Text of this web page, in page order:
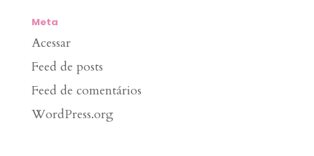
Meta
Acessar
Feed de posts
Feed de comentários
WordPress.org